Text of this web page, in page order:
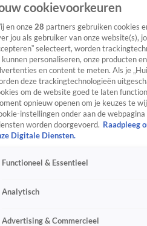
cookievoorkeuren
en onze 28 partners gebruiken cookies
jou als gebruiker van onze website(s),
selecteert, worden
personaliseren, onze producten
en content te meten. Als je
deze trackingtechnologieën
om de website goed te laten
opnieuw openen om je keuzes te
instellingen onder aan de
worden doorgevoerd. Raadpleeg
Digitale Diensten.
Functioneel & Essentieel
Analytisch
Advertising & Commercieel